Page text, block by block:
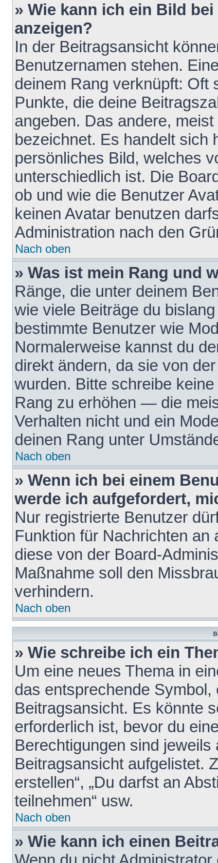
» Wie kann ich ein Bild
anzeigen?
In der Beitragsansicht
Benutzernamen stehen.
deinem Rang verknüpft: Oft
Punkte, die deine
angeben. Das andere,
bezeichnet. Es handelt sich
persönliches Bild, welches
unterschiedlich ist. Die
ob und wie die Benutzer
keinen Avatar benutzen
Administration nach den
Nach oben
» Was ist mein Rang und
Ränge, die unter deinem
wie viele Beiträge du
bestimmte Benutzer wie
Normalerweise kannst du
direkt ändern, da sie von
wurden. Bitte schreibe
Rang zu erhöhen — die
Verhalten nicht und ein
deinen Rang unter
Nach oben
» Wenn ich bei einem
werde ich aufgefordert,
Nur registrierte Benutzer
Funktion für Nachrichten
diese von der Board-
Maßnahme soll den
verhindern.
Nach oben
» Wie schreibe ich ein
Um eine neues Thema in
das entsprechende
Beitragsansicht. Es könnte
erforderlich ist, bevor du
Berechtigungen sind
Beitragsansicht aufgelistet.
erstellen“, „Du darfst an
teilnehmen“ usw.
Nach oben
» Wie kann ich einen